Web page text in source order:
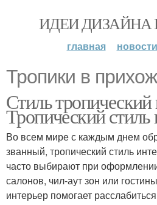
ИДЕИ ДИЗАЙНА
главная новости
Тропики в
Стиль тропический
Тропический стиль
Во всем мире с каждым днем
званный, тропический стиль
часто выбирают при
салонов, чил-аут зон или
интерьер помогает